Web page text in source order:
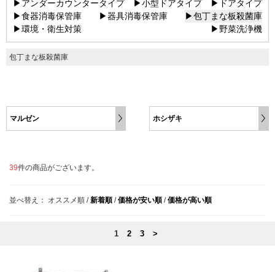
▶アンダーカウンタータイプ ▶小型ドアタイプ
▶ドアタイプ
▶食器消毒保管庫
▶器具消毒保管庫
▶包丁まな板殺菌庫
▶環境・衛生対策
▶野菜洗浄機
包丁まな板殺菌庫
マルゼン ホシザキ
39件の商品がございます。
並べ替え： オススメ順 /新着順 /価格が安い順 /価格が高い順
1 2 3 >